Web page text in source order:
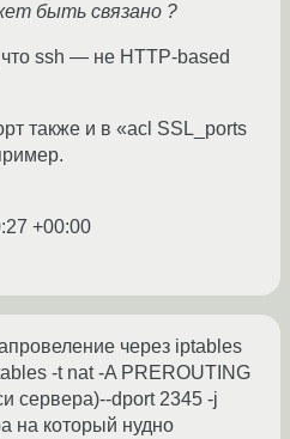
быть связано ?
ssh — не HTTP-based
также и в «acl SSL_ports
+00:00
через iptables
-t nat -A PREROUTING
сервера)--dport 2345 -j
на который нудно